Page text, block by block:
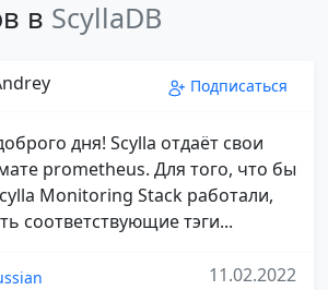
в ScyllaDB
Подписаться
дня! Scylla отдаёт свои
prometheus. Для того, что бы
Monitoring Stack работали,
соответствующие тэги...
11.02.2022